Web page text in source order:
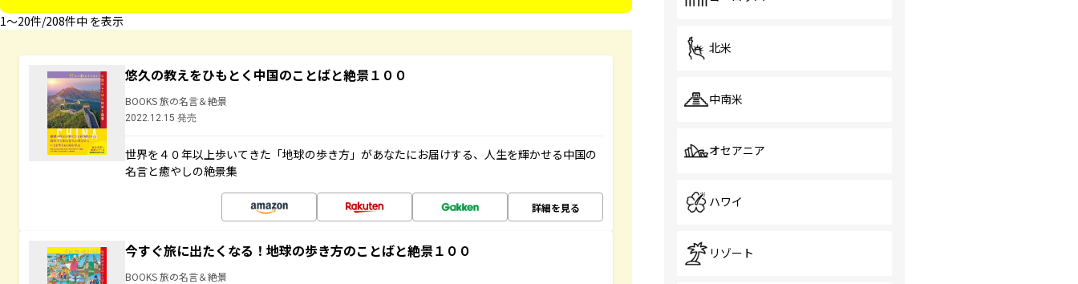
1〜20件/208件中 を表示
悠久の教えをひもとく中国のことばと絶景１００
BOOKS 旅の名言＆絶景
2022.12.15 発売
世界を４０年以上歩いてきた「地球の歩き方」があなたにお届けする、人生を輝かせる中国の
名言と癒やしの絶景集
詳細を見る
今すぐ旅に出たくなる！地球の歩き方のことばと絶景１００
BOOKS 旅の名言＆絶景
北米
中南米
オセアニア
ハワイ
リゾート